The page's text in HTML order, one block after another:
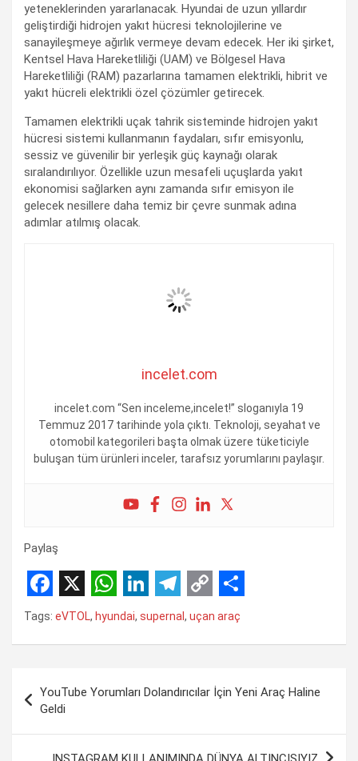
yeteneklerinden yararlanacak. Hyundai de uzun yıllardır
geliştirdiği hidrojen yakıt hücresi teknolojilerine ve
sanayileşmeye ağırlık vermeye devam edecek. Her iki şirket,
Kentsel Hava Hareketliliği (UAM) ve Bölgesel Hava
Hareketliliği (RAM) pazarlarına tamamen elektrikli, hibrit ve
yakıt hücreli elektrikli özel çözümler getirecek.
Tamamen elektrikli uçak tahrik sisteminde hidrojen yakıt
hücresi sistemi kullanmanın faydaları, sıfır emisyonlu,
sessiz ve güvenilir bir yerleşik güç kaynağı olarak
sıralandırılıyor. Özellikle uzun mesafeli uçuşlarda yakıt
ekonomisi sağlarken aynı zamanda sıfır emisyon ile
gelecek nesillere daha temiz bir çevre sunmak adına
adımlar atılmış olacak.
incelet.com
incelet.com “Sen inceleme,incelet!” sloganıyla 19
Temmuz 2017 tarihinde yola çıktı. Teknoloji, seyahat ve
otomobil kategorileri başta olmak üzere tüketiciyle
buluşan tüm ürünleri inceler, tarafsız yorumlarını paylaşır.
Paylaş
F
e
b
o
X
W
t
A
L
k
d
T
e
r
C
y
i
S
r
Tags: eVTOL, hyundai, supernal , uçan araç
gezinmesi
YouTube Yorumları Dolandırıcılar İçin Yeni Araç Haline
Geldi